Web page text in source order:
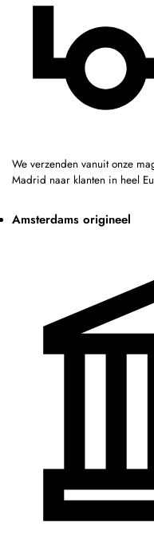
We verzenden vanuit onze
Madrid naar klanten in heel
Amsterdams origineel